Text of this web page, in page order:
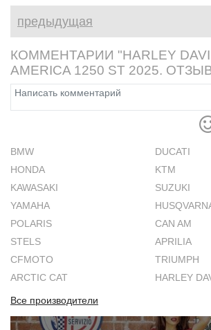
предыдущая
КОММЕНТАРИИ "HARLEY
AMERICA 1250 ST 2025.
BMW
DUCATI
HONDA
KTM
KAWASAKI
SUZUKI
YAMAHA
POLARIS
CAN AM
STELS
APRILIA
CFMOTO
TRIUMPH
ARCTIC CAT
HARLEY
Все производители